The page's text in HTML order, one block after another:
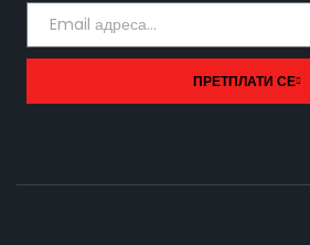
ПРЕТПЛАТИ СЕ